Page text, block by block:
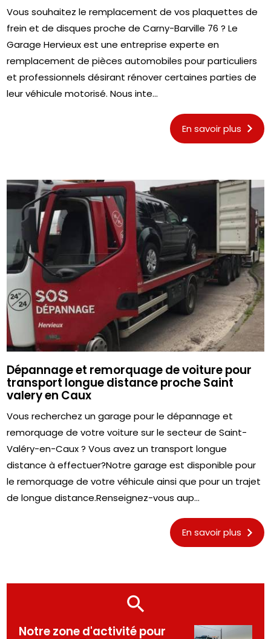
Vous souhaitez le remplacement de vos plaquettes de
frein et de disques proche de Carny-Barville 76 ? Le
Garage Hervieux est une entreprise experte en
remplacement de pièces automobiles pour particuliers
et professionnels désirant rénover certaines parties de
leur véhicule motorisé. Nous inte...
En savoir plus
Dépannage et remorquage de voiture pour
transport longue distance proche Saint
valery en Caux
Vous recherchez un garage pour le dépannage et
remorquage de votre voiture sur le secteur de Saint-
Valéry-en-Caux ? Vous avez un transport longue
distance à effectuer?Notre garage est disponible pour
le remorquage de votre véhicule ainsi que pour un trajet
de longue distance.Renseignez-vous aup...
En savoir plus
Notre zone d'activité pour